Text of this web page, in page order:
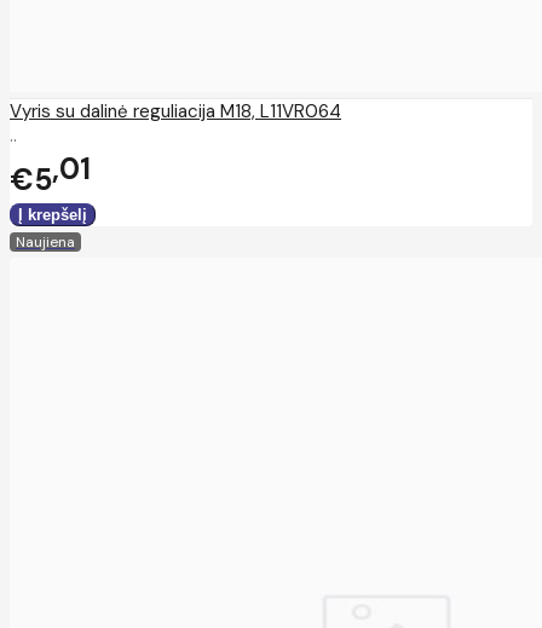
Vyris su dalinė reguliacija M18, L11VR064
..
€5 01
Naujiena